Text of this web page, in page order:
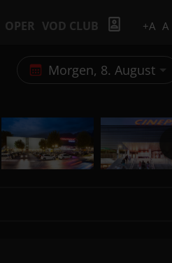
OPER VOD CLUB +A A
Morgen, 8. August